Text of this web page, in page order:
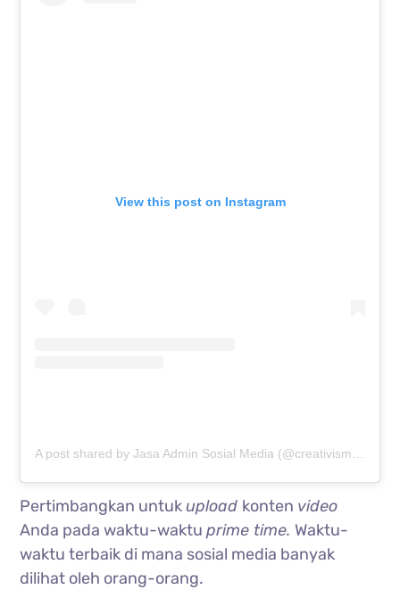
View this post on Instagram
A post shared by Jasa Admin Sosial Media (@creativism.id)
Pertimbangkan untukupload konten video
Anda pada waktu-waktuprime time. Waktu-
waktu terbaik di mana sosial media banyak
dilihat oleh orang-orang.